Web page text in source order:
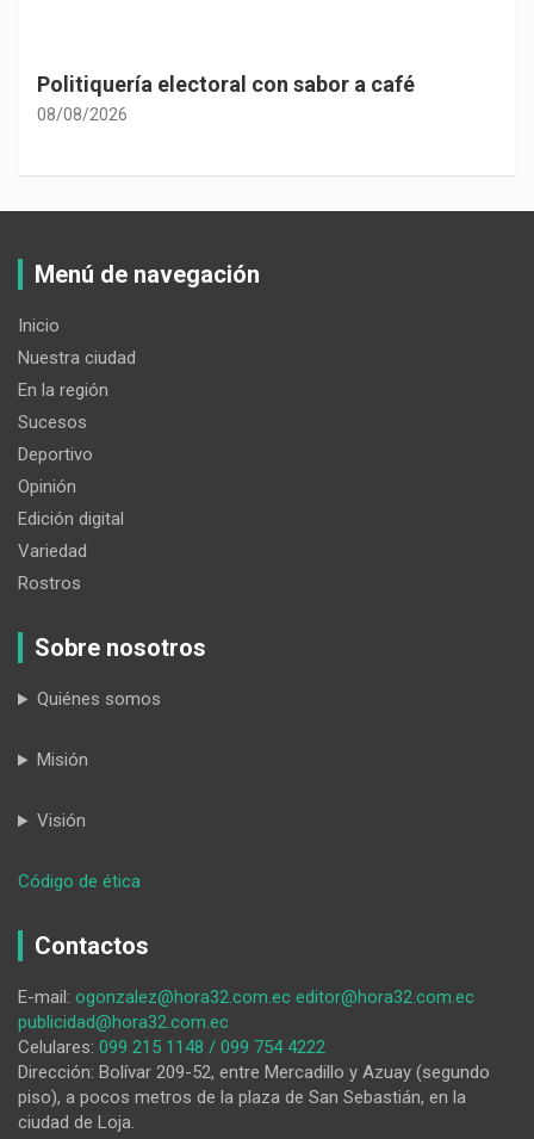
Politiquería electoral con sabor a café
08/08/2026
Menú de navegación
Inicio
Nuestra ciudad
En la región
Sucesos
Deportivo
Opinión
Edición digital
Variedad
Rostros
Sobre nosotros
Quiénes somos
Misión
Visión
Código de ética
eclesiástica
Divino
Niño
Jesús,
con
diversos
Contactos
E-mail: ogonzalez@hora32.com.ec editor@hora32.com.ec
publicidad@hora32.com.ec
Celulares: 099 215 1148 / 099 754 4222
Dirección: Bolívar 209-52, entre Mercadillo y Azuay (segundo
piso), a pocos metros de la plaza de San Sebastián, en la
ciudad de Loja.